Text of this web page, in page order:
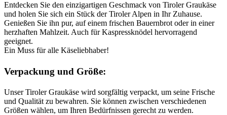
Entdecken Sie den einzigartigen Geschmack von Tiroler Graukäse
und holen Sie sich ein Stück der Tiroler Alpen in Ihr Zuhause.
Genießen Sie ihn pur, auf einem frischen Bauernbrot oder in einer
herzhaften Mahlzeit. Auch für Kaspressknödel hervorragend
geeignet.
Ein Muss für alle Käseliebhaber!
Verpackung und Größe:
Unser Tiroler Graukäse wird sorgfältig verpackt, um seine Frische
und Qualität zu bewahren. Sie können zwischen verschiedenen
Größen wählen, um Ihren Bedürfnissen gerecht zu werden.